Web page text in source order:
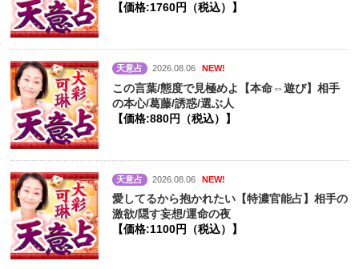
【価格:1760円（税込）】
天意占 2026.08.06 NEW!
この言葉/態度で見極めよ【本命⇔遊び】相手
の本心/葛藤/誘惑/選ぶ人
【価格:880円（税込）】
天意占 2026.08.06 NEW!
愛してるから抱かれたい【特濃官能占】相手の
激欲/隠す妄想/運命の夜
【価格:1100円（税込）】